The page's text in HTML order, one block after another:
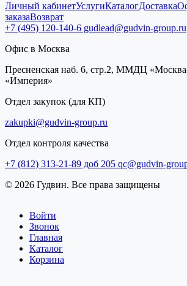
Личный кабинетУслугиКаталогДоставка
заказаВозврат
+7 (495) 120-140-6 gudlead@gudvin-group.ru
Офис в Москва
Пресненская наб. 6, стр.2, ММДЦ
«Империя»
Отдел закупок (для КП)
zakupki@gudvin-group.ru
Отдел контроля качества
+7 (812) 313-21-89 доб 205 qc@gudvin-
© 2026 Гудвин. Все права защищены
Войти
Звонок
Главная
Каталог
Корзина